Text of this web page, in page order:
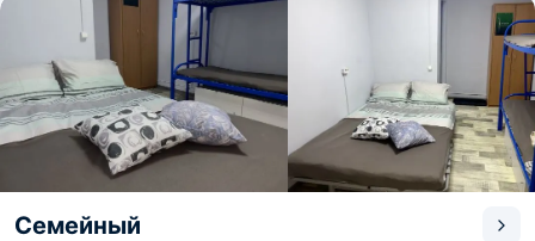
Семейный